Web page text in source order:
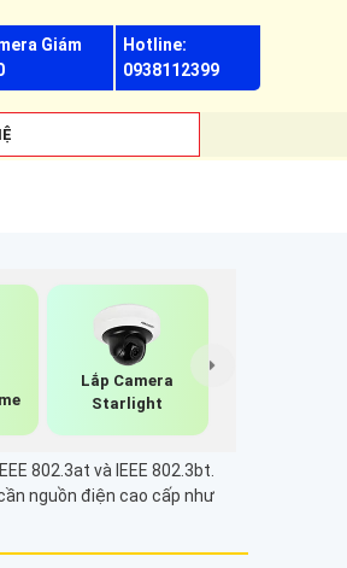
Giám
Hotline:
0938112399
Lắp Camera
Starlight
802.3at và IEEE 802.3bt.
nguồn điện cao cấp như